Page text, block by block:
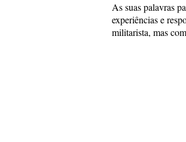
As suas palavras
experiências e
militarista, mas